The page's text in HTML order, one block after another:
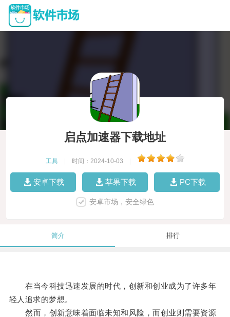
启点加速器下载地址
工具 时间：2024-10-03
安卓下载 苹果下载 PC下载
安卓市场，安全绿色
简介 排行
在当今科技迅速发展的时代，创新和创业成为了许多年
轻人追求的梦想。
然而，创新意味着面临未知和风险，而创业则需要资源